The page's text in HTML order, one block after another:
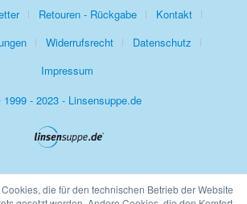
Retouren - Rückgabe
Kontakt
Widerrufsrecht
Datenschutz
Impressum
- 2023 - Linsensuppe.de
die für den technischen Betrieb der Website